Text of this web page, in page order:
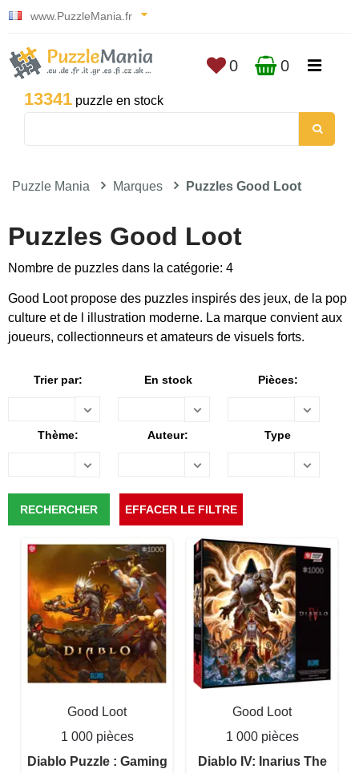
www.PuzzleMania.fr
13341 puzzle en stock
0 0
Puzzle Mania Marques Puzzles Good Loot
Puzzles Good Loot
Nombre de puzzles dans la catégorie: 4
Good Loot propose des puzzles inspirés des jeux, de la pop
culture et de l illustration moderne. La marque convient aux
joueurs, collectionneurs et amateurs de visuels forts.
Trier par: En stock Pièces:
Thème: Auteur: Type
Good Loot
1 000 pièces
Diablo Puzzle : Gaming
Good Loot
1 000 pièces
Diablo IV: Inarius The